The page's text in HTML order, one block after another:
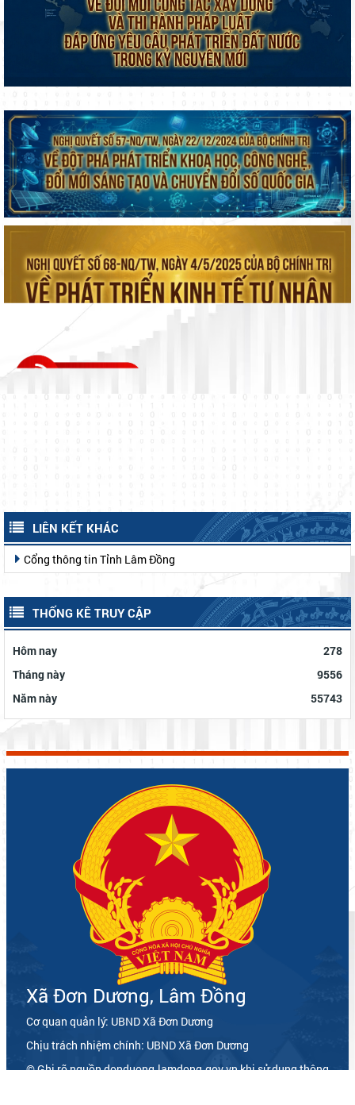
LIÊN KẾT KHÁC
Cổng thông tin Tỉnh Lâm Đồng
THỐNG KÊ TRUY CẬP
Hôm nay
278
Tháng này
9556
Năm này
55743
Xã Đơn Dương, Lâm Đồng
Cơ quan quản lý: UBND Xã Đơn Dương
Chịu trách nhiệm chính: UBND Xã Đơn Dương
© Ghi rõ nguồn donduong.lamdong.gov.vn khi sử dụng thông